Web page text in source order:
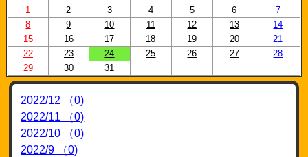
リンク
1
2 3 4 5 6
7
8
9 10 11 12 13
14
15
16 17 18 19 20
21
22
23 24 25 26 27
28
29
30 31
2022/12 （0)
2022/11 （0)
2022/10 （0)
2022/9 （0)